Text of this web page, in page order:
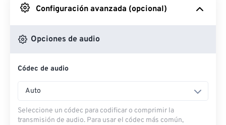
Desde Google Drive
Desde OneDrive
Desde URL
Configuración avanzada (opcional)
Opciones de audio
Códec de audio
Auto
Seleccione un códec para codificar o comprimir la
transmisión de audio. Para usar el códec más común,